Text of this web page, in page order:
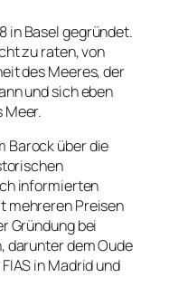
in Basel gegründet.
zu raten, von
des Meeres, der
und sich eben
Meer.
Barock über die
informierten
mehreren Preisen
Gründung bei
darunter dem Oude
in Madrid und